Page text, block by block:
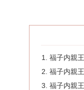
福子内親
福子内親
福子内親